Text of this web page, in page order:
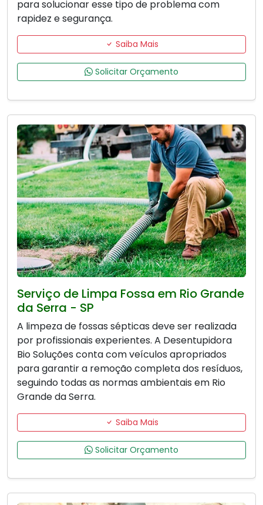
para solucionar esse tipo de problema com
rapidez e segurança.
Saiba Mais
Solicitar Orçamento
Serviço de Limpa Fossa em Rio Grande
da Serra - SP
A limpeza de fossas sépticas deve ser realizada
por profissionais experientes. A Desentupidora
Bio Soluções conta com veículos apropriados
para garantir a remoção completa dos resíduos,
seguindo todas as normas ambientais em Rio
Grande da Serra.
Saiba Mais
Solicitar Orçamento